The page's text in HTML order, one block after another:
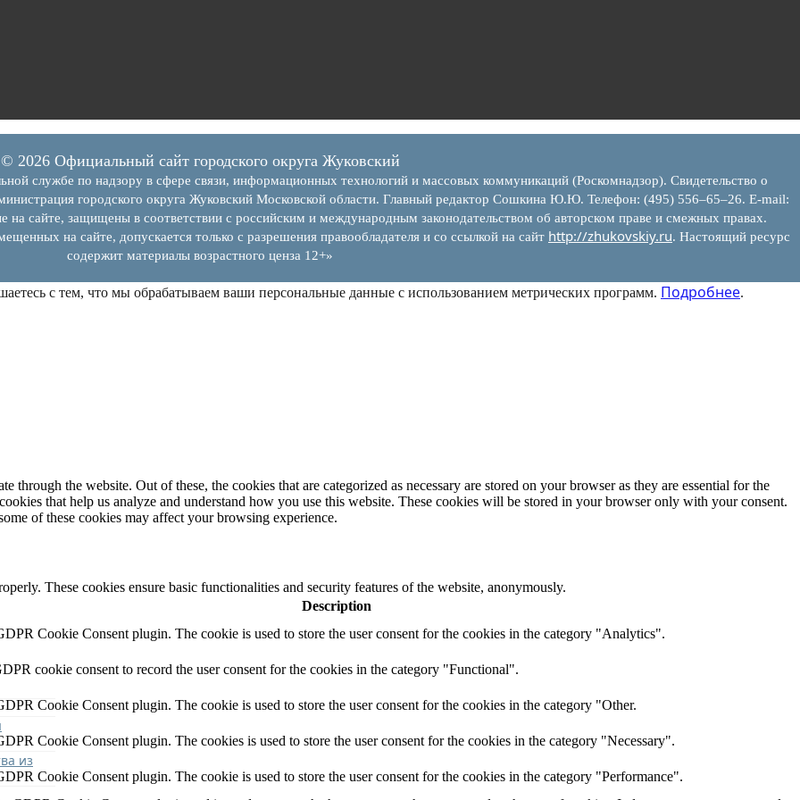
из
© 2026 Официальный сайт городского округа Жуковский
службе по надзору в сфере связи, информационных технологий и массовых коммуникаций (Роскомнадзор). Свидетельство о
городского округа Жуковский Московской области. Главный редактор Сошкина Ю.Ю. Телефон: (495) 556–65–26. E‑mail:
на сайте, защищены в соответствии с российским и международным законодательством об авторском праве и смежных правах.
на сайте, допускается только с разрешения правообладателя и со ссылкой на сайт http://zhukovskiy.ru. Настоящий ресурс
содержит материалы возрастного ценза 12+»
с тем, что мы обрабатываем ваши персональные данные с использованием метрических программ. Подробнее.
the website. Out of these, the cookies that are categorized as necessary are stored on your browser as they are essential for the
that help us analyze and understand how you use this website. These cookies will be stored in your browser only with your consent.
of these cookies may affect your browsing experience.
These cookies ensure basic functionalities and security features of the website, anonymously.
Description
Cookie Consent plugin. The cookie is used to store the user consent for the cookies in the category "Analytics".
cookie consent to record the user consent for the cookies in the category "Functional".
Cookie Consent plugin. The cookie is used to store the user consent for the cookies in the category "Other.
Cookie Consent plugin. The cookies is used to store the user consent for the cookies in the category "Necessary".
Cookie Consent plugin. The cookie is used to store the user consent for the cookies in the category "Performance".